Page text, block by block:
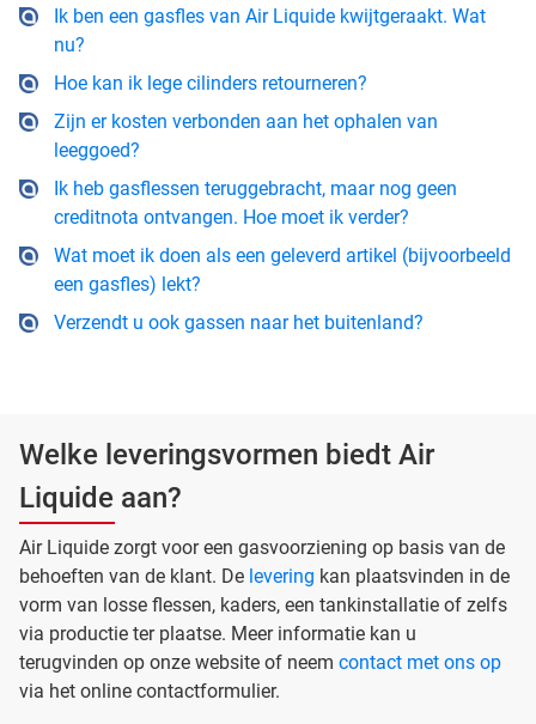
Ik ben een gasfles van Air Liquide kwijtgeraakt. Wat
nu?
Hoe kan ik lege cilinders retourneren?
Zijn er kosten verbonden aan het ophalen van
leeggoed?
Ik heb gasflessen teruggebracht, maar nog geen
creditnota ontvangen. Hoe moet ik verder?
Wat moet ik doen als een geleverd artikel (bijvoorbeeld
een gasfles) lekt?
Verzendt u ook gassen naar het buitenland?
Welke leveringsvormen biedt Air
Liquide aan?
Air Liquide zorgt voor een gasvoorziening op basis van de
behoeften van de klant. De levering kan plaatsvinden in de
vorm van losse flessen, kaders, een tankinstallatie of zelfs
via productie ter plaatse. Meer informatie kan u
terugvinden op onze website of neem contact met ons op
via het online contactformulier.